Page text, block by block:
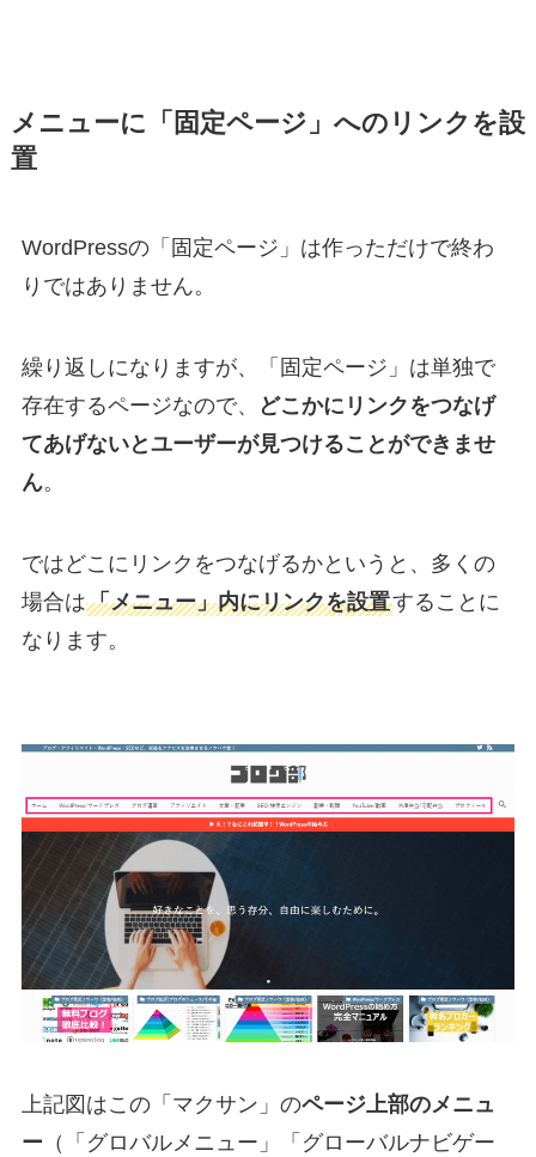
メニューに「固定ページ」へのリンクを設
置
WordPressの「固定ページ」は作っただけで終わ
りではありません。
繰り返しになりますが、「固定ページ」は単独で
存在するページなので、
どこかにリンクをつなげ
てあげないとユーザーが見つけることができませ
ん。
ではどこにリンクをつなげるかというと、多くの
場合は「メニュー」内にリンクを設置することに
なります。
上記図はこの「マクサン」のページ上部のメニュ
ー （「グロバルメニュー」「グローバルナビゲー